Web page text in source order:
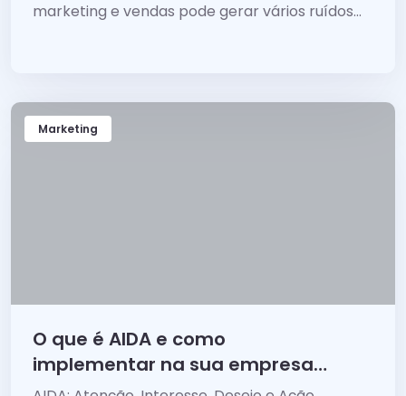
marketing e vendas pode gerar vários ruídos
Marketing
O que é AIDA e como
implementar na sua empresa
para vender mais?